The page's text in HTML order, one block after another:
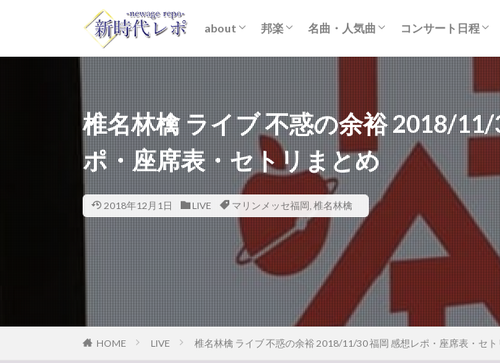
about
ライター紹介
プライバシーポリシー
免責事項
邦楽
STARTO ENTERTAINMENT (旧ジャニーズ)
女性アイドル
K-POP
洋楽
名曲・人気曲
おすすめアルバム
歌詞考察
コンサート日程
セトリ・まとめ
ライブレポ
カード枠
椎名林檎 ライブ 不惑の余裕 2018/
ポ・座席表・セトリまとめ
2018年12月1日 LIVE マリンメッセ福岡, 椎名林檎
HOME LIVE 椎名林檎 ライブ 不惑の余裕 2018/11/30 福岡 感想レポ・座席表・セト